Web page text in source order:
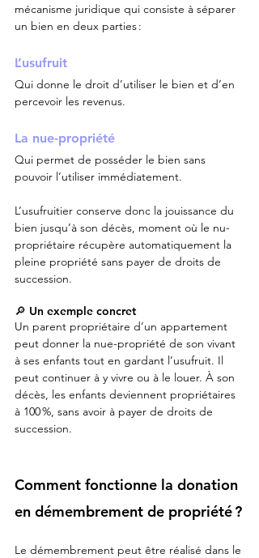
mécanisme juridique qui consiste à séparer
un bien en deux parties :
L’usufruit
Qui donne le droit d’utiliser le bien et d’en
percevoir les revenus.
La nue-propriété
Qui permet de posséder le bien sans
pouvoir l’utiliser immédiatement.
L’usufruitier conserve donc la jouissance du
bien jusqu’à son décès, moment où le nu-
propriétaire récupère automatiquement la
pleine propriété sans payer de droits de
succession.
🔎 Un exemple concret
Un parent propriétaire d’un appartement
peut donner la nue-propriété de son vivant
à ses enfants tout en gardant l’usufruit. Il
peut continuer à y vivre ou à le louer. À son
décès, les enfants deviennent propriétaires
à 100 %, sans avoir à payer de droits de
succession.
Comment fonctionne la donation
en démembrement de propriété ?
Le démembrement peut être réalisé dans le